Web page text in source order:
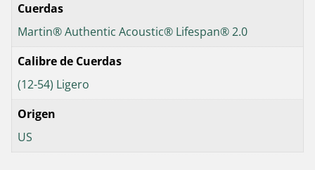
Cuerdas
Martin® Authentic Acoustic® Lifespan® 2.0
Calibre de Cuerdas
(12-54) Ligero
Origen
US